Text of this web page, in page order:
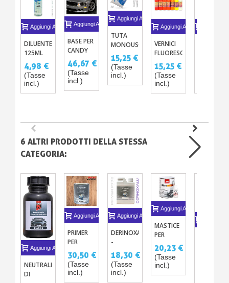
Aggiungi Al Carrello
DILUENTE
125ML
4,98 €
(Tasse
incl.)
Aggiungi Al Carrello
BASE PER
CANDY
500ML -
1L - 5L
46,67 €
(Tasse
incl.)
Aggiungi Al Carrello
TUTA
MONOUSO
TIPO 5/6,
PROTEZIONE
ANTISTATICA
15,25 €
(Tasse
incl.)
Aggiungi Al Carrello
VERNICI
FLUORESCENTE
15
COLORI
PER
CARROZERIA
15,25 €
(Tasse
incl.)
6 ALTRI PRODOTTI DELLA STESSA
CATEGORIA:
Aggiungi Al Carrello
NEUTRALIZZATORE
DI
Aggiungi Al Carrello
PRIMER
PER
LEGNO
P430
30,50 €
(Tasse
incl.)
Aggiungi Al Carrello
DERINOXALU
-
DISINCROSTANTE
PER
METALLI
NON
18,30 €
(Tasse
incl.)
Aggiungi Al Carrello
MASTICE
PER
PISTOLA
1KG CON
CATALIZZATORE
20,23 €
(Tasse
incl.)